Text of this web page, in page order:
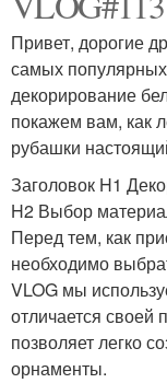
Привет, дорогие
самых
декорирование
покажем вам, как
рубашки
Заголовок H1
H2 Выбор
Перед тем, как
необходимо
VLOG мы
отличается своей
позволяет легко
орнаменты.